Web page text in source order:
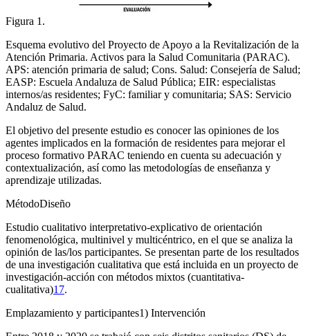
Figura 1.
Esquema evolutivo del Proyecto de Apoyo a la Revitalización de la
Atención Primaria. Activos para la Salud Comunitaria (PARAC).
APS: atención primaria de salud; Cons. Salud: Consejería de Salud;
EASP: Escuela Andaluza de Salud Pública; EIR: especialistas
internos/as residentes; FyC: familiar y comunitaria; SAS: Servicio
Andaluz de Salud.
El objetivo del presente estudio es conocer las opiniones de los
agentes implicados en la formación de residentes para mejorar el
proceso formativo PARAC teniendo en cuenta su adecuación y
contextualización, así como las metodologías de enseñanza y
aprendizaje utilizadas.
MétodoDiseño
Estudio cualitativo interpretativo-explicativo de orientación
fenomenológica, multinivel y multicéntrico, en el que se analiza la
opinión de las/los participantes. Se presentan parte de los resultados
de una investigación cualitativa que está incluida en un proyecto de
investigación-acción con métodos mixtos (cuantitativa-
cualitativa)17.
Emplazamiento y participantes1) Intervención